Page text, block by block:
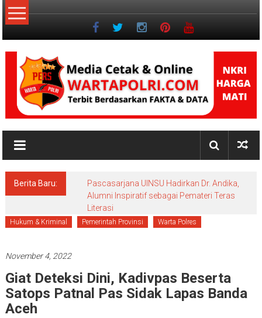
Lompat
ke
NKRI
Jurnalisme
Berita Baru:
Pascasarjana UINSU Hadirkan Dr. Andika,
Alumni Inspiratif sebagai Pemateri Teras
Literasi
Hukum & Kriminal Pemerintah Provinsi Warta Polres
November 4, 2022
Giat Deteksi Dini, Kadivpas Beserta
Satops Patnal Pas Sidak Lapas Banda
Aceh